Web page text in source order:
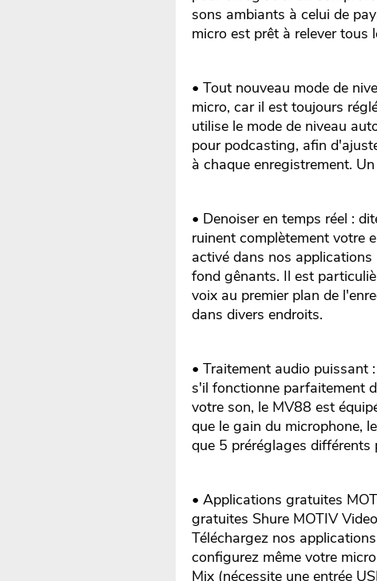
sons ambiants à celui de
micro est prêt à relever tous
• Tout nouveau mode de
micro, car il est toujours
utilise le mode de niveau
pour podcasting, afin
à chaque enregistrement.
• Denoiser en temps réel :
ruinent complètement votre
activé dans nos
fond gênants. Il est
voix au premier plan de
dans divers endroits.
• Traitement audio puissant
s'il fonctionne parfaitement
votre son, le MV88 est
que le gain du microphone,
que 5 préréglages différents
• Applications gratuites
gratuites Shure MOTIV
Téléchargez nos
configurez même votre
Mix (nécessite une entrée